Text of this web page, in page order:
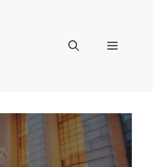
Menu